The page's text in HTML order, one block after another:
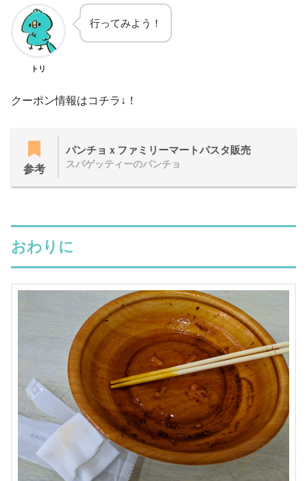
トリ
行ってみよう！
クーポン情報はコチラ↓！
参考
パンチョｘファミリーマートパスタ販売
スパゲッティーのパンチョ
おわりに